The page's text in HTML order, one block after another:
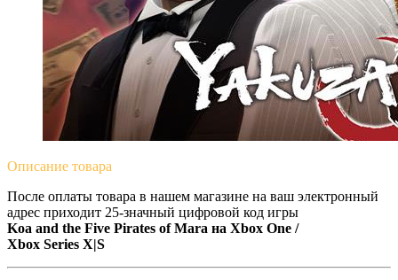
Описание товара
После оплаты товара в нашем магазине на ваш электронный
адрес приходит 25-значный цифровой код игры
Koa and the Five Pirates of Mara на Xbox One /
Xbox Series X|S